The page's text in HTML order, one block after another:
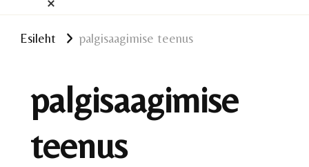
Esileht palgisaagimise teenus
palgisaagimise
teenus